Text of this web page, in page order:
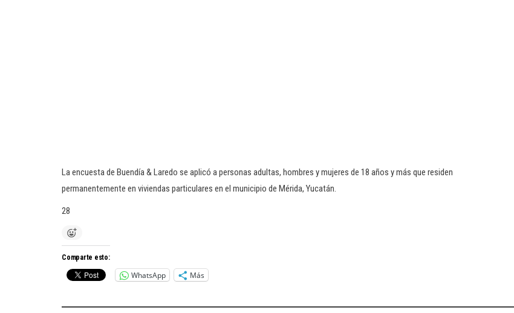
La encuesta de Buendía & Laredo se aplicó a personas adultas, hombres y mujeres de 18 años y más que residen
permanentemente en viviendas particulares en el municipio de Mérida, Yucatán.
28
Comparte esto:
WhatsApp Más